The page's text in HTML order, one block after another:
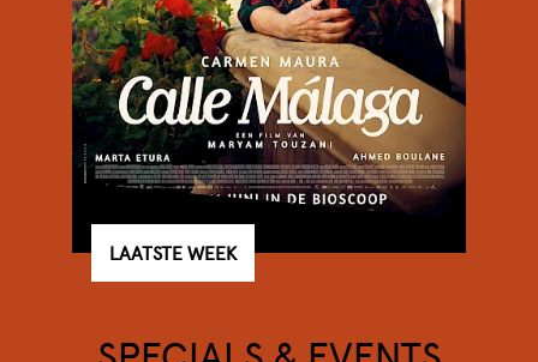
LAATSTE WEEK